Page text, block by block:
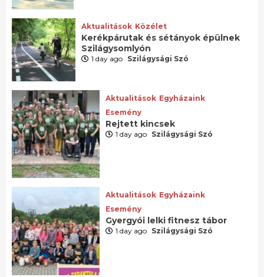
Aktualitások Közélet
Kerékpárutak és sétányok épülnek
Szilágysomlyón
1 day ago Szilágysági Szó
Aktualitások Egyházaink
Esemény
Rejtett kincsek
1 day ago Szilágysági Szó
Aktualitások Egyházaink
Esemény
Gyergyói lelki fitnesz tábor
1 day ago Szilágysági Szó